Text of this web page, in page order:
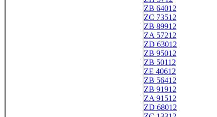
ZB 64012
ZC 73512
ZB 89912
ZA 57212
ZD 63012
ZB 95012
ZB 50112
ZE 40612
ZB 56412
ZB 91912
ZA 91512
ZD 68012